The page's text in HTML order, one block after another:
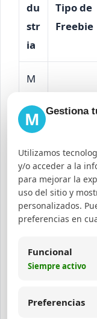
du
str
ia
Tipo de
Freebie
M
ke
tin
g
di
git
al
sobre
Ed
uc
ón
gratuito
M Gestiona
Utilizamos
y/o acceder a la
para mejorar la
uso del sitio y
personalizados.
preferencias en
Funcional
Siempre activo
Preferencias